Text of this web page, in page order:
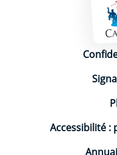
Accessibilité